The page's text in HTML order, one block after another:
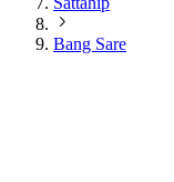
Bang Sare